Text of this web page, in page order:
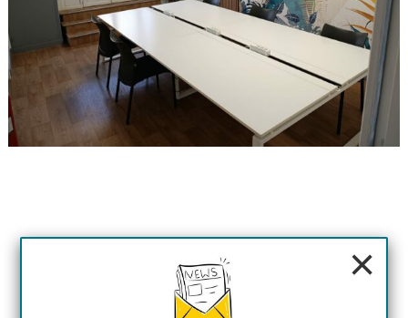
24 €
Coworking - bureau privé #1 - après-
mercredi 12 août 2026
COMPLET
12 €
Coworking - bureau open space -
matin
24 €
Coworking - bureau privé #1 - matin
×